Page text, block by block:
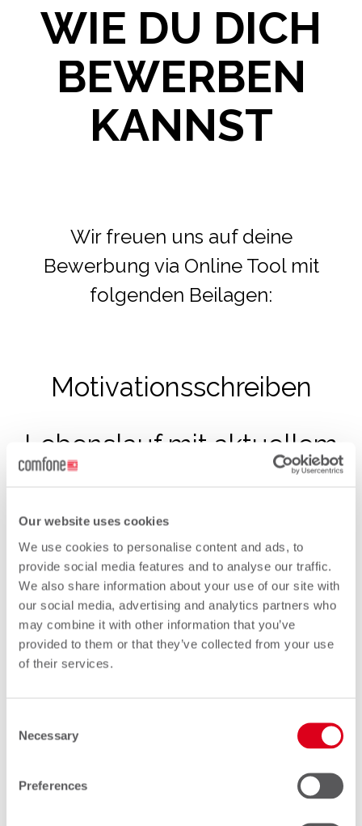
Our website uses cookies
We use cookies to personalise content and ads, to
provide social media features and to analyse our traffic.
We also share information about your use of our site with
our social media, advertising and analytics partners who
may combine it with other information that you’ve
provided to them or that they’ve collected from your use
of their services.
Selection
Necessary
Preferences
WIE DU DICH
BEWERBEN
KANNST
Wir freuen uns auf deine
Bewerbung via Online Tool mit
folgenden Beilagen:
Motivationsschreiben
Lebenslauf mit aktuellem
Zeugnisse der Oberstufe
Auswertung des
Multichecks
Schnupperlehrberichte –